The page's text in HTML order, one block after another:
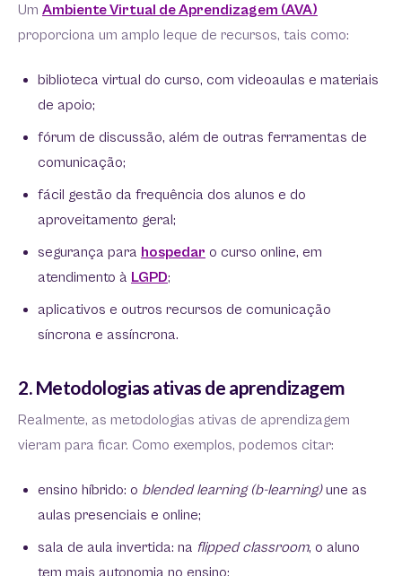
Um Ambiente Virtual de Aprendizagem (AVA)
proporciona um amplo leque de recursos, tais como:
biblioteca virtual do curso, com videoaulas e materiais
de apoio;
fórum de discussão, além de outras ferramentas de
comunicação;
fácil gestão da frequência dos alunos e do
aproveitamento geral;
segurança para hospedar o curso online, em
atendimento à LGPD;
aplicativos e outros recursos de comunicação
síncrona e assíncrona.
2. Metodologias ativas de aprendizagem
Realmente, as metodologias ativas de aprendizagem
vieram para ficar. Como exemplos, podemos citar:
ensino híbrido: o blended learning (b-learning)une as
aulas presenciais e online;
sala de aula invertida: na flipped classroom, o aluno
tem mais autonomia no ensino;